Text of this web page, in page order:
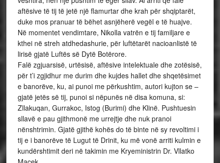
aftësive të tij të jetë një flamurtar dhe krah për shqiptarët,
duke mos pranuar të bëhet asnjëherë vegël e të huajve.
Në momentet vendimtare, Nikolla vatrën e tij familjare e
kthei në streh atdhedashurie, për luftëtarët nacioanlistë të
lirisë gjatë Luftës së Dytë Botërore.
Falë zgjuarsisë, urtësisë, aftësive intelektuale dhe zotësisë,
për t’i zgjidhur me durim dhe kujdes hallet dhe shqetësimet
e banorëve, ku, ai punoi me përkushtim, autori kujton se –
gjatë jetës së tij, punoi si nëpunës në disa komuna, si:
Zllakuqan, Gurrakoc, Istog (Burimi) dhe Klinë. Pushtuesin
sllavë e pau gjithmonë me urrejtje dhe nuk pranoi
nënshtrimin. Gjatë gjithë kohës do të binte në sy revoltimi i
tij e i banorëve të Lugut të Drinit, ku më vonë arriti kulmin e
kundërshtimit deri në takimin me Kryeministrin Dr. Vllatko